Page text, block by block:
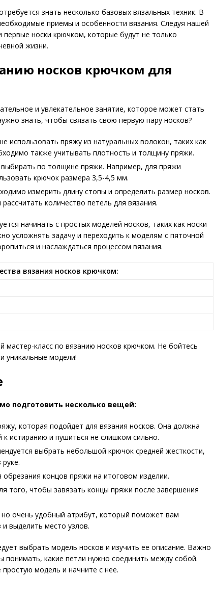
знать несколько базовых вязальных техник. В
приемы и особенности вязания. Следуя нашей
первые носки крючком, которые будут не только
жизни.
носков крючком для
и увлекательное занятие, которое может стать
знать, чтобы связать свою первую пару носков?
использовать пряжу из натуральных волокон, таких как
также учитывать плотность и толщину пряжи.
по толщине пряжи. Например, для пряжи
крючок размера 3,5-4,5 мм.
измерить длину стопы и определить размер носков.
количество петель для вязания.
начинать с простых моделей носков, таких как носки
усложнять задачу и переходить к моделям с пяточной
и наслаждаться процессом вязания.
вязания носков крючком:
мастер-класс по вязанию носков крючком. Не бойтесь
уникальные модели!
подготовить несколько вещей:
которая подойдет для вязания носков. Она должна
к истиранию и пушиться не слишком сильно.
выбрать небольшой крючок средней жесткости,
концов пряжи на итоговом изделии.
того, чтобы завязать концы пряжи после завершения
очень удобный атрибут, который поможет вам
выделить место узлов.
выбрать модель носков и изучить ее описание. Важно
понимать, какие петли нужно соединить между собой.
модель и начните с нее.